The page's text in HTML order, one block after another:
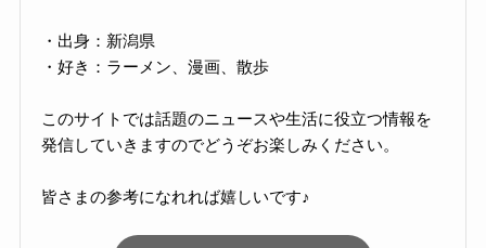
・出身：新潟県
・好き：ラーメン、漫画、散歩
このサイトでは話題のニュースや生活に役立つ情報を
発信していきますのでどうぞお楽しみください。
皆さまの参考になれれば嬉しいです♪